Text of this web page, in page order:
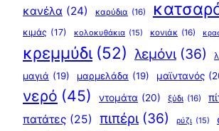
κανέλα (24) καρύδια (16)
κιμάς (17) κολοκυθάκια (15) κονιάκ (16)
κρεμμύδι (52) λεμόνι (36)
μαγιά (19) μαρμελάδα (19) μαϊντανός
νερό (45) ντομάτα (20) ξύδι (16)
πατάτες (25) πιπέρι (36) ρύζι (15)